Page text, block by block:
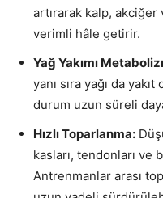
artırarak kalp,
verimli hâle getirir.
Yağ Yakımı
yanı sıra yağı da
durum uzun süreli
Hızlı Toparlanma:
kasları, tendonları ve
Antrenmanlar arası